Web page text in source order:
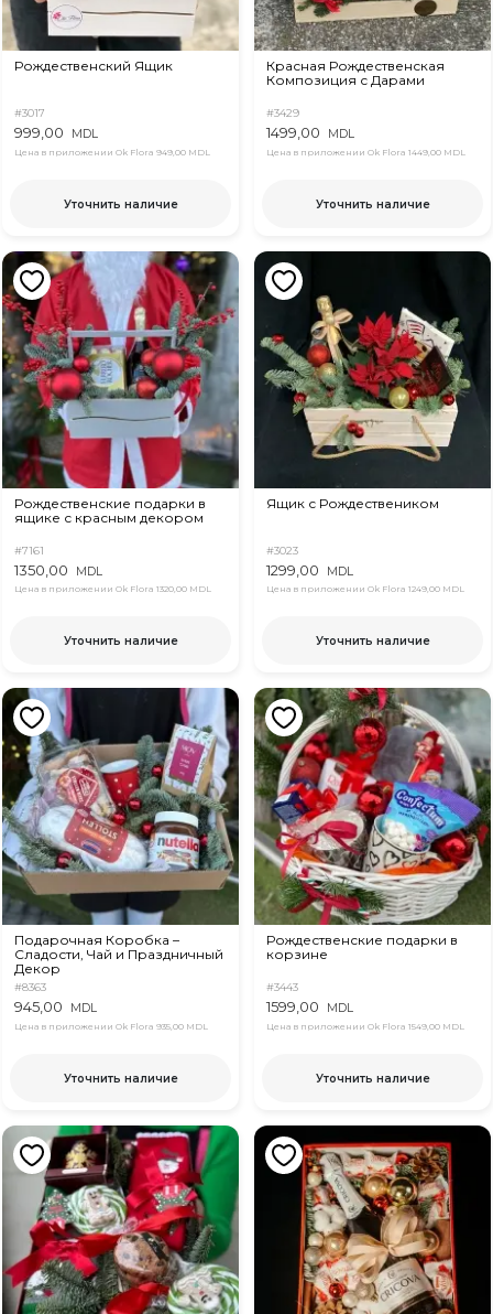
Рождественский Ящик
#3017
999,00 MDL
Цена в приложении Ok Flora 949,00 MDL
Уточнить наличие
Красная Рождественская
Композиция с Дарами
#3429
1499,00 MDL
Цена в приложении Ok Flora 1449,00 MDL
Уточнить наличие
Рождественские подарки в
ящике с красным декором
#7161
1350,00 MDL
Цена в приложении Ok Flora 1320,00 MDL
Уточнить наличие
Ящик с Рождествеником
#3023
1299,00 MDL
Цена в приложении Ok Flora 1249,00 MDL
Уточнить наличие
Подарочная Коробка –
Сладости, Чай и Праздничный
Декор
#8363
945,00 MDL
Цена в приложении Ok Flora 935,00 MDL
Уточнить наличие
Рождественские подарки в
корзине
#3443
1599,00 MDL
Цена в приложении Ok Flora 1549,00 MDL
Уточнить наличие